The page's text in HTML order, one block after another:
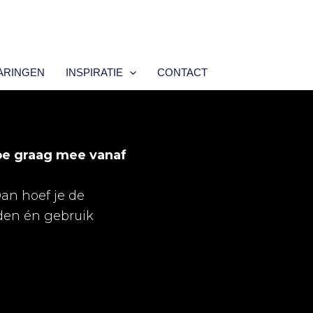
INSPIRATIE CONTACT
graag mee vanaf
hoef je de
én gebruik